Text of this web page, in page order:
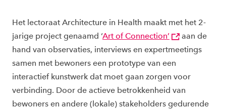
Het lectoraat Architecture in Health maakt met het 2-
jarige project genaamd ‘Art of Connection’
aan de
hand van observaties, interviews en expertmeetings
samen met bewoners een prototype van een
interactief kunstwerk dat moet gaan zorgen voor
verbinding. Door de actieve betrokkenheid van
bewoners en andere (lokale) stakeholders gedurende